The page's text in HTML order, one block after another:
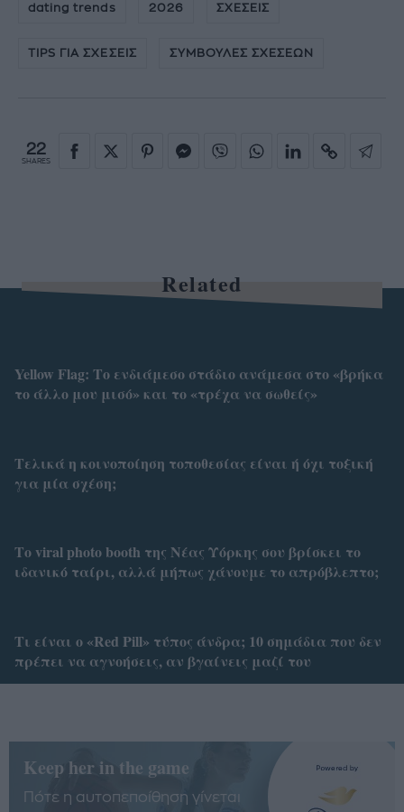
dating trends 2026 ΣΧΕΣΕΙΣ
TIPS ΓΙΑ ΣΧΕΣΕΙΣ ΣΥΜΒΟΥΛΕΣ ΣΧΕΣΕΩΝ
22
SHARES
Related
Yellow Flag: Το ενδιάμεσο στάδιο ανάμεσα στο «βρήκα
το άλλο μου μισό» και το «τρέχα να σωθείς»
Τελικά η κοινοποίηση τοποθεσίας είναι ή όχι τοξική
για μία σχέση;
Το viral photo booth της Νέας Υόρκης σου βρίσκει το
ιδανικό ταίρι, αλλά μήπως χάνουμε το απρόβλεπτο;
Tι είναι ο «Red Pill» τύπος άνδρα; 10 σημάδια που δεν
πρέπει να αγνοήσεις, αν βγαίνεις μαζί του
Keep her in the game
Πότε η αυτοπεποίθηση γίνεται